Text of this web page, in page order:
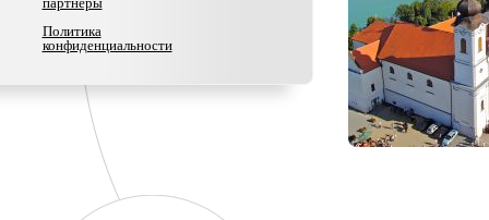
Политика
конфиденциальности